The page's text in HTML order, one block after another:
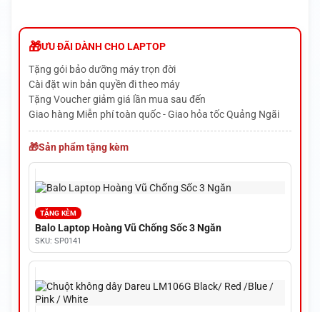
ƯU ĐÃI DÀNH CHO LAPTOP
Tặng gói bảo dưỡng máy trọn đời
Cài đặt win bản quyền đi theo máy
Tặng Voucher giảm giá lần mua sau đến
Giao hàng Miễn phí toàn quốc - Giao hỏa tốc Quảng Ngãi
Sản phẩm tặng kèm
TẶNG KÈM
Balo Laptop Hoàng Vũ Chống Sốc 3 Ngăn
SKU: SP0141